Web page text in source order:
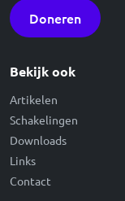
Doneren
Bekijk ook
Artikelen
Schakelingen
Downloads
Links
Contact